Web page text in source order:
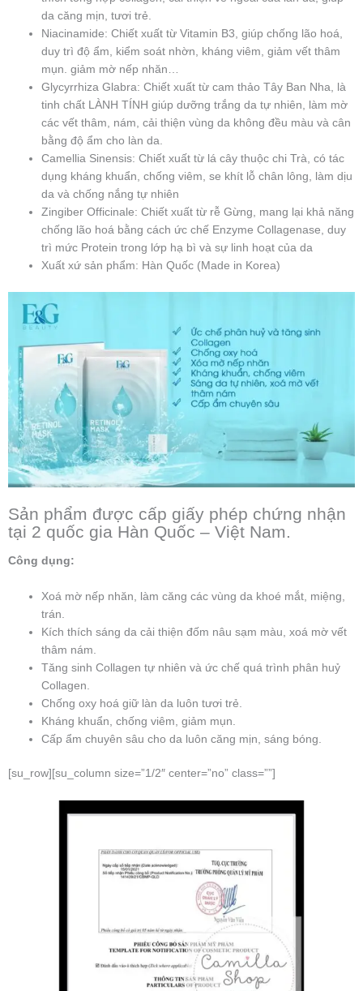
da căng mịn, tươi trẻ.
Niacinamide: Chiết xuất từ Vitamin B3, giúp chống lão hoá,
duy trì độ ẩm, kiểm soát nhờn, kháng viêm, giảm vết thâm
mụn. giảm mờ nếp nhăn…
Glycyrrhiza Glabra: Chiết xuất từ cam thảo Tây Ban Nha, là
tinh chất LÀNH TÍNH giúp dưỡng trắng da tự nhiên, làm mờ
các vết thâm, nám, cải thiện vùng da không đều màu và cân
bằng độ ẩm cho làn da.
Camellia Sinensis: Chiết xuất từ lá cây thuộc chi Trà, có tác
dụng kháng khuẩn, chống viêm, se khít lỗ chân lông, làm dịu
da và chống nắng tự nhiên
Zingiber Officinale: Chiết xuất từ rễ Gừng, mang lại khả năng
chống lão hoá bằng cách ức chế Enzyme Collagenase, duy
trì mức Protein trong lớp hạ bì và sự linh hoạt của da
Xuất xứ sản phẩm: Hàn Quốc (Made in Korea)
Sản phẩm được cấp giấy phép chứng nhận
tại 2 quốc gia Hàn Quốc – Việt Nam.
Công dụng:
Xoá mờ nếp nhăn, làm căng các vùng da khoé mắt, miệng,
trán.
Kích thích sáng da cải thiện đốm nâu sạm màu, xoá mờ vết
thâm nám.
Tăng sinh Collagen tự nhiên và ức chế quá trình phân huỷ
Collagen.
Chống oxy hoá giữ làn da luôn tươi trẻ.
Kháng khuẩn, chống viêm, giảm mụn.
Cấp ẩm chuyên sâu cho da luôn căng mịn, sáng bóng.
[su_row][su_column size=”1/2″ center=”no” class=””]